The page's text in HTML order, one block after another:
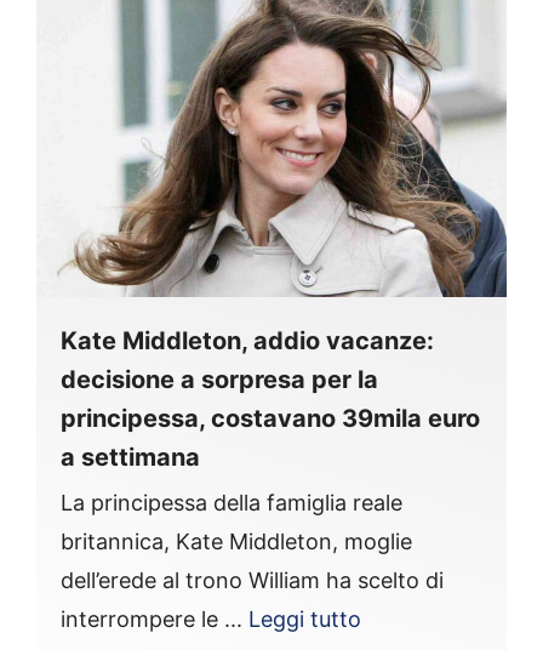
Kate Middleton, addio vacanze:
decisione a sorpresa per la
principessa, costavano 39mila euro
a settimana
La principessa della famiglia reale
britannica, Kate Middleton, moglie
dell’erede al trono William ha scelto di
interrompere le ... Leggi tutto